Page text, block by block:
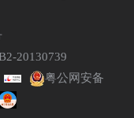
20130739
粤公网安备